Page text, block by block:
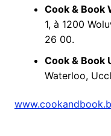
Cook & Book
1, à 1200
26 00.
Cook & Book
Waterloo,
www.cookandbook.b